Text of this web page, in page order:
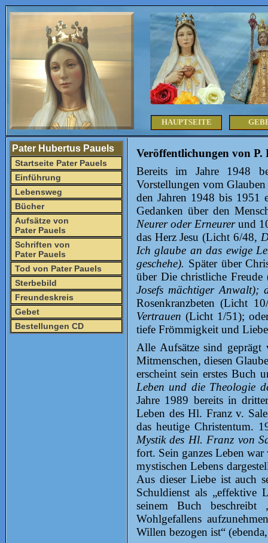
HAUPTSEITE
Pater Hubertus Pauels
Startseite Pater Pauels
Einführung
Lebensweg
Bücher
Aufsätze von
Pater Pauels
Schriften von
Pater Pauels
Tod von Pater Pauels
Sterbebild
Freundeskreis
Gebet
Bestellungen CD
Veröffentlichungen von P.
Bereits im Jahre 1948
Vorstellungen vom
den Jahren 1948 bis 1951
Gedanken über den
Neurer oder Erneurerund
das Herz Jesu (Licht 6/48,
Ich glaube an das ewige
geschehe). Später über
über Die christliche
Josefs mächtiger Anwalt);
Rosenkranzbeten (Licht
Vertrauen (Licht 1/51);
tiefe Frömmigkeit und
Alle Aufsätze sind
Mitmenschen, diesen
erscheint sein erstes Buch
Leben und die Theologie
Jahre 1989 bereits in
Leben des Hl. Franz v.
das heutige Christentum.
Mystik des Hl. Franz von
fort. Sein ganzes Leben
mystischen Lebens
Aus dieser Liebe ist auch
Schuldienst als „effektive
seinem Buch
Wohlgefallens
Willen bezogen ist“